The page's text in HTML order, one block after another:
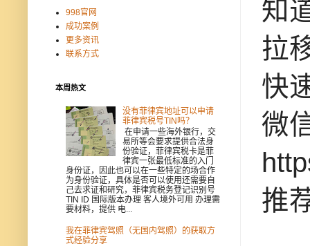
知
拉
快
微
推
998官网
成功案例
更多资讯
联系方式
本周热文
没有菲律宾地址可以申请
菲律宾税号TIN吗？
在申请一些海外银行，交
易所等会要求提供合法身
份验证，菲律宾税卡是菲
律宾一张最低标准的入门
身份证，因此也可以在一些特定的场合作
为身份验证，具体是否可以使用还需要自
己去求证和研究，菲律宾税务登记识别号
TIN ID 国际版本办理 客人境外可用 办理需
要材料，提供 电...
我在菲律宾驾照（无国内驾照）的获取方
式经验分享